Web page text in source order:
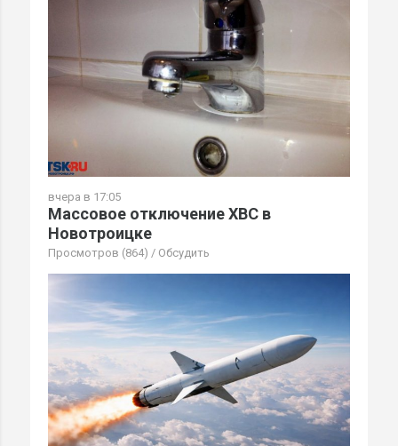
вчера в 17:05
Массовое отключение ХВС в
Новотроицке
Просмотров (864) / Обсудить